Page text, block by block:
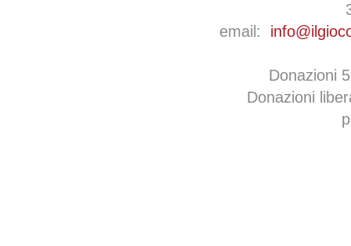
email:
Donazioni
Donazioni